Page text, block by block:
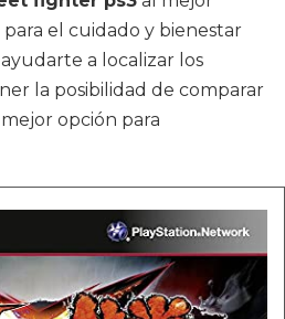
el cuidado y bienestar
a localizar los
la posibilidad de comparar
opción para